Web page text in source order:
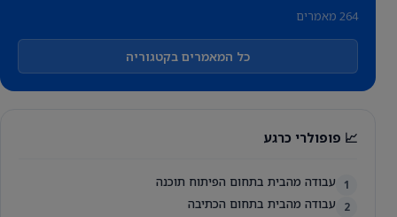
264 מאמרים
כל המאמרים בקטגוריה
📈 פופולרי כרגע
1 עבודה מהבית בתחום הפיתוח תוכנה
2 עבודה מהבית בתחום הכתיבה